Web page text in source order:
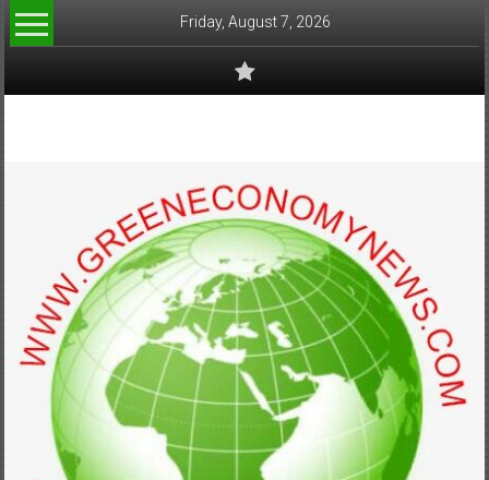
Skip
to
Friday, August 7, 2026